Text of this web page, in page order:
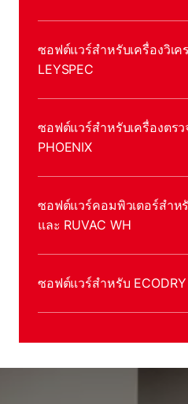
ซอฟต์แวร์สําหรับเครื่องวิเ
LEYSPEC
ซอฟต์แวร์สําหรับเครื่องตร
PHOENIX
ซอฟต์แวร์คอมพิวเตอร์สําห
และ RUVAC WH
ซอฟต์แวร์สําหรับ